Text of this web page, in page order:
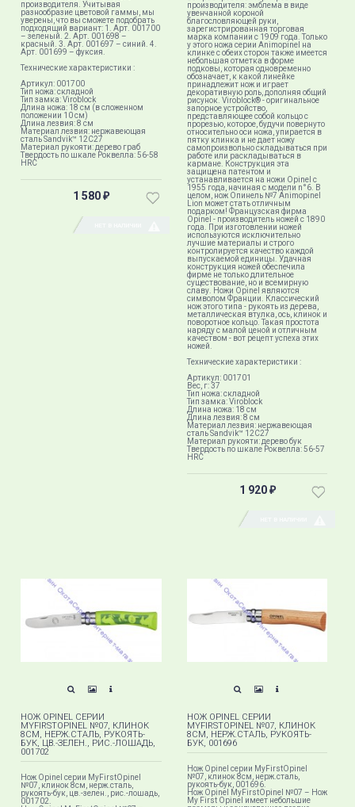
производителя. Учитывая
разнообразие цветовой гаммы, мы
уверены, что вы сможете подобрать
подходящий вариант: 1. Арт. 001700
– зеленый. 2. Арт. 001698 –
красный. 3. Арт. 001697 – синий. 4.
Арт. 001699 – фуксия.
Технические характеристики :
Артикул: 001700
Тип ножа: складной
Тип замка: Viroblock
Длина ножа: 18 см (в сложенном
положении 10 см)
Длина лезвия: 8 см
Материал лезвия: нержавеющая
сталь Sandvik™ 12С27
Материал рукояти: дерево граб
Твердость по шкале Роквелла: 56-58
HRC
1 580 ₽
производителя: эмблема в виде
увенчанной короной
благословляющей руки,
зарегистрированная торговая
марка компании с 1909 года. Только
у этого ножа серии Animopinel на
клинке с обеих сторон также имеется
небольшая отметка в форме
подковы, которая одновременно
обозначает, к какой линейке
принадлежит нож и играет
декоративную роль, дополняя общий
рисунок. Viroblock® - оригинальное
запорное устройство,
представляющее собой кольцо с
прорезью, которое, будучи повернуто
относительно оси ножа, упирается в
пятку клинка и не дает ножу
самопроизвольно складываться при
работе или раскладываться в
кармане. Конструкция эта
защищена патентом и
устанавливается на ножи Opinel с
1955 года, начиная с модели n°6. В
целом, нож Опинель №7 Animopinel
Lion может стать отличным
подарком! Французская фирма
Opinel - производитель ножей с 1890
года. При изготовлении ножей
используются исключительно
лучшие материалы и строго
контролируется качество каждой
выпускаемой единицы. Удачная
конструкция ножей обеспечила
фирме не только длительное
существование, но и всемирную
славу. Ножи Opinel являются
символом Франции. Классический
нож этого типа - рукоять из дерева,
металлическая втулка, ось, клинок и
поворотное кольцо. Такая простота
наряду с малой ценой и отличным
качеством - вот рецепт успеха этих
ножей.
Технические характеристики :
Артикул: 001701
Вес, г: 37
Тип ножа: складной
Тип замка: Viroblock
Длина ножа: 18 см
Длина лезвия: 8 см
Материал лезвия: нержавеющая
сталь Sandvik™ 12С27
Материал рукояти: дерево бук
Твердость по шкале Роквелла: 56-57
HRC
1 920 ₽
НОЖ OPINEL СЕРИИ
MYFIRSTOPINEL №07, КЛИНОК
8СМ, НЕРЖ.СТАЛЬ, РУКОЯТЬ-
БУК, ЦВ.-ЗЕЛЕН., РИС.-ЛОШАДЬ,
001702
Нож Opinel серии MyFirstOpinel
№07, клинок 8см, нерж.сталь,
рукоять-бук, цв.-зелен., рис.-лошадь,
001702.
НОЖ OPINEL СЕРИИ
MYFIRSTOPINEL №07, КЛИНОК
8СМ, НЕРЖ.СТАЛЬ, РУКОЯТЬ-
БУК, 001696
Нож Opinel серии MyFirstOpinel
№07, клинок 8см, нерж.сталь,
рукоять-бук, 001696.
Нож Opinel MyFirstOpinel №07 – Нож
My First Opinel имеет небольшие